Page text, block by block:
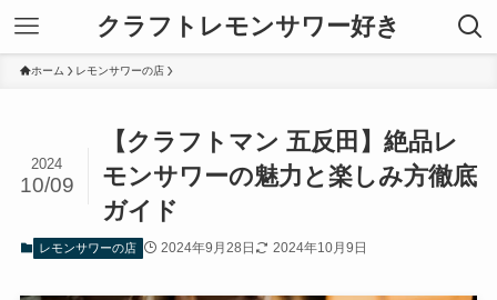
クラフトレモンサワー好き
ホーム レモンサワーの店
【クラフトマン 五反田】絶品レ
モンサワーの魅力と楽しみ方徹底
ガイド
2024
10/09
レモンサワーの店 2024年9月28日 2024年10月9日